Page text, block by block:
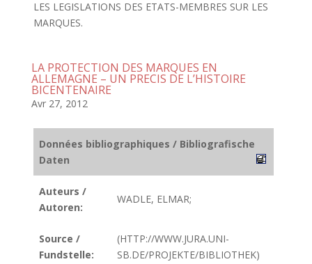
LES LEGISLATIONS DES ETATS-MEMBRES SUR LES
MARQUES.
LA PROTECTION DES MARQUES EN
ALLEMAGNE – UN PRECIS DE L’HISTOIRE
BICENTENAIRE
Avr 27, 2012
Données bibliographiques / Bibliografische
Daten
Auteurs /
Autoren:
WADLE, ELMAR;
Source /
Fundstelle:
(HTTP://WWW.JURA.UNI-
SB.DE/PROJEKTE/BIBLIOTHEK)